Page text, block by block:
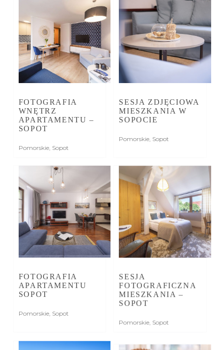
FOTOGRAFIA
WNĘTRZ
APARTAMENTU –
SOPOT
Pomorskie, Sopot
SESJA ZDJĘCIOWA
MIESZKANIA W
SOPOCIE
Pomorskie Sopot
FOTOGRAFIA
APARTAMENTU
SOPOT
Pomorskie, Sopot
SESJA
FOTOGRAFICZNA
MIESZKANIA –
SOPOT
Pomorskie, Sopot